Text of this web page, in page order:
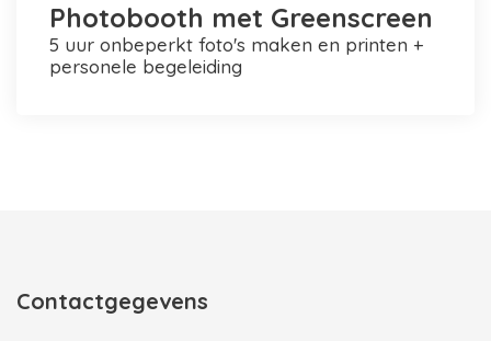
Photobooth met Greenscreen
5 uur onbeperkt foto's maken en printen +
personele begeleiding
Contactgegevens